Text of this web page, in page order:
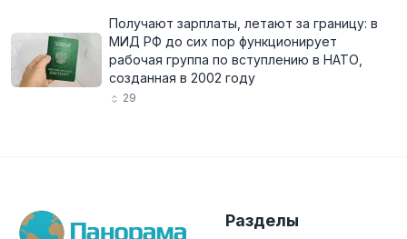
Получают зарплаты, летают за границу: в
МИД РФ до сих пор функционирует
рабочая группа по вступлению в НАТО,
созданная в 2002 году
29
Разделы